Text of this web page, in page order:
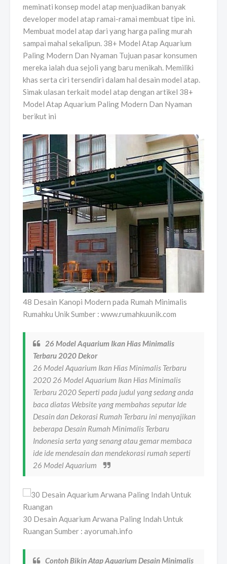
meminati konsep model atap menjuadikan banyak
developer model atap ramai-ramai membuat tipe ini.
Membuat model atap dari yang harga paling murah
sampai mahal sekalipun. 38+ Model Atap Aquarium
Paling Modern Dan Nyaman Tujuan pasar konsumen
mereka ialah dua sejoli yang baru menikah. Memiliki
khas serta ciri tersendiri dalam hal desain model atap.
Simak ulasan terkait model atap dengan artikel 38+
Model Atap Aquarium Paling Modern Dan Nyaman
berikut ini
48 Desain Kanopi Modern pada Rumah Minimalis
Rumahku Unik Sumber : www.rumahkuunik.com
26 Model Aquarium Ikan Hias Minimalis
Terbaru 2020 Dekor
26 Model Aquarium Ikan Hias Minimalis Terbaru
2020 26 Model Aquarium Ikan Hias Minimalis
Terbaru 2020 Seperti pada judul yang sedang anda
baca diatas Website yang membahas seputar Ide
Desain dan Dekorasi Rumah Terbaru ini menyajikan
beberapa Desain Rumah Minimalis Terbaru
Indonesia serta yang senang atau gemar membaca
ide ide mendesain dan mendekorasi rumah seperti
26 Model Aquarium
30 Desain Aquarium Arwana Paling Indah Untuk
Ruangan Sumber : ayorumah.info
Contoh Bikin Atap Aquarium Desain Minimalis